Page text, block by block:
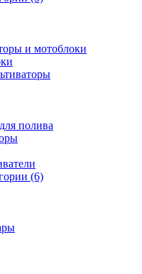
и мотоблоки
полива
(6)